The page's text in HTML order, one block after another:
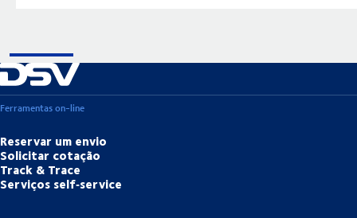
Ferramentas on-line
Reservar um envio
Solicitar cotação
Track & Trace
Serviços self‑service